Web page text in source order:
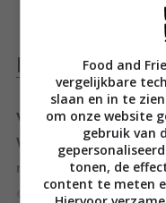
Voor de vaste kijkers
Wilson al een bekend
maakt namelijk
die de harten van
Food and
vergelijkbare
slaan en in te
om onze website
gebruik van
tonen, de
content te meten